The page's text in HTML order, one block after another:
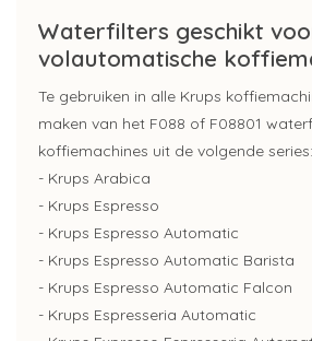
Waterfilters geschikt
volautomatische
Te gebruiken in alle Krups
maken van het F088 of F08801
koffiemachines uit de volgende series:
- Krups Arabica
- Krups Espresso
- Krups Espresso Automatic
- Krups Espresso Automatic Barista
- Krups Espresso Automatic Falcon
- Krups Espresseria Automatic